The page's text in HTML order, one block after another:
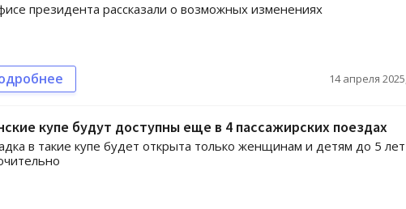
президента рассказали о возможных изменениях
14 апреля
купе будут доступны еще в 4 пассажирских поездах
в такие купе будет открыта только женщинам и детям до 5 лет